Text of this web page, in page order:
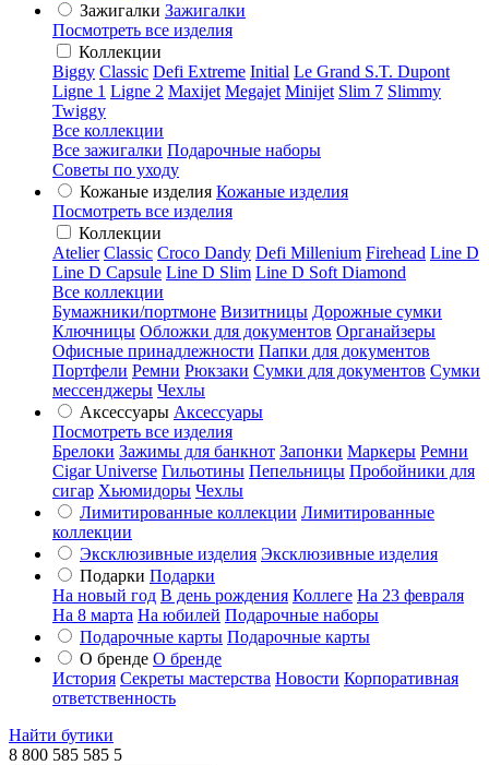
Зажигалки Зажигалки
Посмотреть все изделия
Коллекции
Biggy Classic Defi Extreme Initial Le Grand S.T. Dupont
Ligne 1 Ligne 2 Maxijet Megajet Minijet Slim 7 Slimmy
Twiggy
Все коллекции
Все зажигалки Подарочные наборы
Советы по уходу
Кожаные изделия Кожаные изделия
Посмотреть все изделия
Коллекции
Atelier Classic Croco Dandy Defi Millenium Firehead Line D
Line D Capsule Line D Slim Line D Soft Diamond
Все коллекции
Бумажники/портмоне Визитницы Дорожные сумки
Ключницы Обложки для документов Органайзеры
Офисные принадлежности Папки для документов
Портфели Ремни Рюкзаки Сумки для документов Сумки
мессенджеры Чехлы
Аксессуары Аксессуары
Посмотреть все изделия
Брелоки Зажимы для банкнот Запонки Маркеры Ремни
Cigar Universe Гильотины Пепельницы Пробойники для
сигар Хьюмидоры Чехлы
Лимитированные коллекции Лимитированные
коллекции
Эксклюзивные изделия Эксклюзивные изделия
Подарки Подарки
На новый год В день рождения Коллеге На 23 февраля
На 8 марта На юбилей Подарочные наборы
Подарочные карты Подарочные карты
О бренде О бренде
История Секреты мастерства Новости Корпоративная
ответственность
Найти бутики
8 800 585 585 5